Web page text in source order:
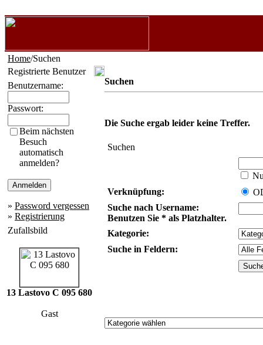
Home/Suchen
Registrierte Benutzer
Benutzername:
Passwort:
Beim nächsten
Besuch
automatisch
anmelden?
» Password vergessen
» Registrierung
Zufallsbild
13 Lastovo C 095 680
Gast
Suchen
Die Suche ergab leider keine Treffer.
Suchen
Verknüpfung:
Suche nach Username:
Benutzen Sie * als Platzhalter.
Kategorie:
Suche in Feldern: